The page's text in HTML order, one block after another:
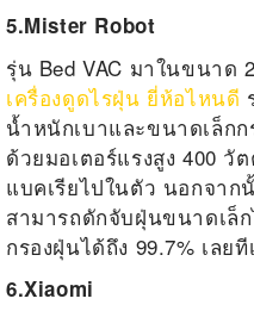
5.Mister Robot
รุ่น Bed VAC มาในขนาด
เครื่องดูดไรฝุ่น ยี่ห้อไหนดี
น้ำหนักเบาและขนาดเล็ก
ด้วยมอเตอร์แรงสูง 400
แบคเรียไปในตัว นอกจาก
สามารถดักจับฝุ่นขนาดเล็
กรองฝุ่นได้ถึง 99.7% เลยที
6.Xiaomi